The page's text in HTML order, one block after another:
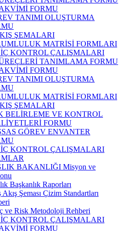
FORMU
TANIMI OLUŞTURMA
ŞEMALARI
MATRİSİ FORMLARI
İÇ KONTROL ÇALIŞMALARI
TANIMLAMA FORMU
FORMU
TANIMI OLUŞTURMA
MATRİSİ FORMLARI
ŞEMALARI
BELİRLEME VE KONTROL
FORMU
GÖREV ENVANTER
İÇ KONTROL ÇALIŞMALARI
BAKANLIĞI Misyon ve
Başkanlık Raporları
Akış Şeması Çizim Standartları
ve Risk Metodoloji Rehberi
İÇ KONTROL ÇALIŞMALARI
FORMU